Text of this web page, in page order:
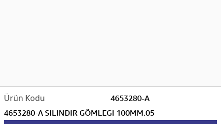
4653280-A
4653280-A SILINDIR GÖMLEGI 100MM.05